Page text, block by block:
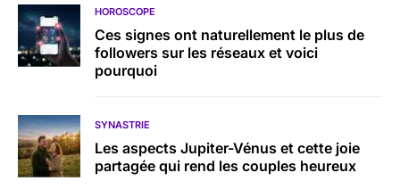
HOROSCOPE
Ces signes ont naturellement le plus de
followers sur les réseaux et voici
pourquoi
SYNASTRIE
Les aspects Jupiter-Vénus et cette joie
partagée qui rend les couples heureux